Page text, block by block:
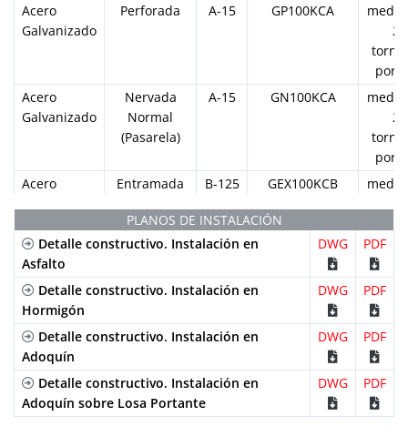
Acero
Galvanizado
Perforada A-15 GP100KCA
2
por
Acero
Galvanizado
Nervada
Normal
(Pasarela)
A-15 GN100KCA
2
por
Acero
Entramada
B-125 GEX100KCB
por
Acero
Galvanizado
Antitacón
GEHX100KCB
por
Acero
Inoxidable
Normal
(Pasarela)
IN100KCA
2
por
PLANOS DE INSTALACIÓN
Detalle constructivo. Instalación en
Asfalto
DWG PDF
Detalle constructivo. Instalación en
Hormigón
DWG PDF
Detalle constructivo. Instalación en
Adoquín
DWG PDF
Detalle constructivo. Instalación en
Adoquín sobre Losa Portante
DWG PDF